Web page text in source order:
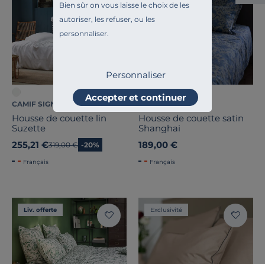
Bien sûr on vous laisse le choix de les
autoriser, les refuser, ou les
personnaliser.
Personnaliser
Accepter et continuer
CAMIF SIGNATURE
Housse de couette lin
Suzette
255,21 €Ancien prix
319,00 € -20%
Français
CAMIF SIGNATURE
Housse de couette satin
Shanghai
189,00 €
Français
Liv. offerte Exclusivité